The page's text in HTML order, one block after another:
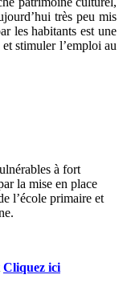
très peu mis
les habitants est une
stimuler l’emploi au
à fort
la mise en place
l’école primaire et
Cliquez ici